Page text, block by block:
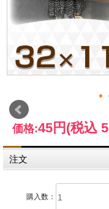
価格:45円 (税込
注文
購入数：